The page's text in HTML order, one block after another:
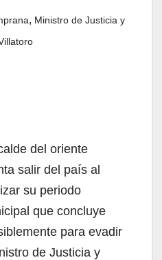
, Ministro de Justicia y
del oriente
salir del país al
su periodo
que concluye
para evadir
de Justicia y